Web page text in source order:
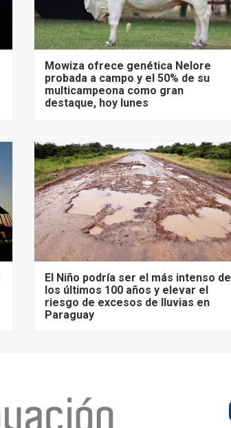
Mowiza ofrece genética Nelore
probada a campo y el 50% de su
multicampeona como gran
destaque, hoy lunes
El Niño podría ser el más intenso de
los últimos 100 años y elevar el
riesgo de excesos de lluvias en
Paraguay